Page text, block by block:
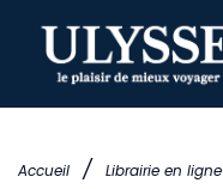
Accueil / Librairie en ligne